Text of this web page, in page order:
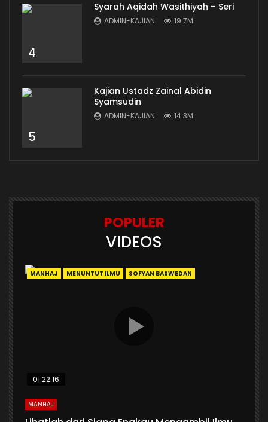
4
Syarah Aqidah Wasithiyah – Seri
ADMIN-KAJIAN 19.7M
5
Kajian Ustadz Zainal Abidin
Syamsudin
ADMIN-KAJIAN 14.3M
POPULER
VIDEOS
MANHAJ MENUNTUT ILMU SOFYAN BASWEDAN
01:22:16
MANHAJ